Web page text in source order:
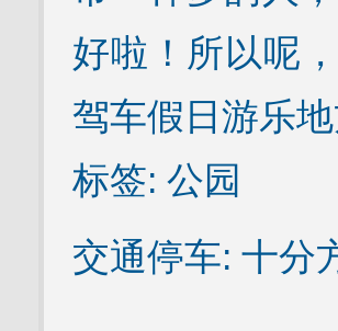
好啦！所以呢
驾车假日游乐
标签: 公园
交通停车: 十分